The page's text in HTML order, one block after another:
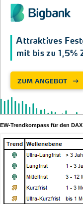
EW-Trendkompass für den DAX